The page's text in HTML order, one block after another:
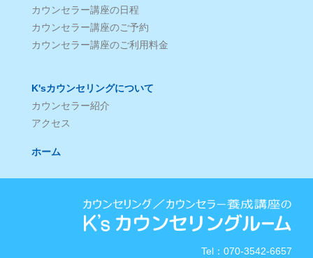
カウンセラー講座の日程
カウンセラー講座のご予約
カウンセラー講座のご利用料金
K'sカウンセリングについて
カウンセラー紹介
アクセス
ホーム
Tel：070-3542-6657